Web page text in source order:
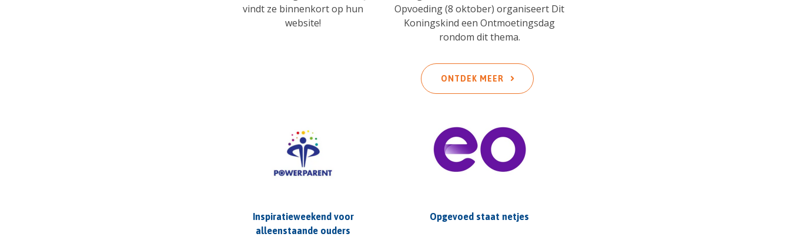
vindt ze binnenkort op hun
website!
Opvoeding (8 oktober) organiseert Dit
Koningskind een Ontmoetingsdag
rondom dit thema.
ONTDEK MEER
Inspiratieweekend voor
alleenstaande ouders
Opgevoed staat netjes